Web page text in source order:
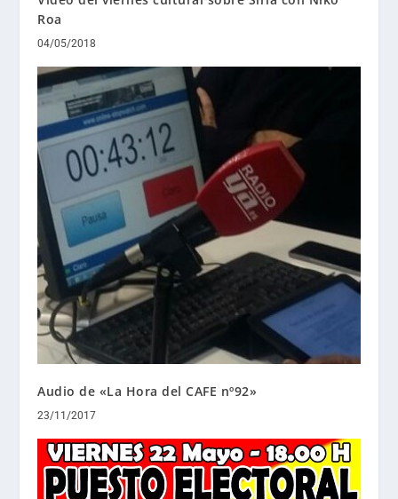
Roa
04/05/2018
Audio de «La Hora del CAFE nº92»
23/11/2017